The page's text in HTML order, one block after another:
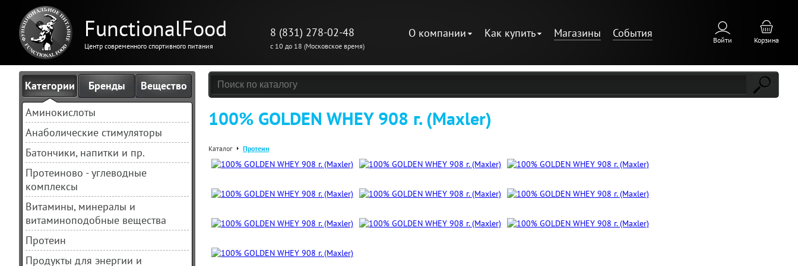
FunctionalFood
Центр современного спортивного питания
8 (831) 278-02-48
с 10 до 18 (Московское время)
О компании Как купить Магазины События
Войти Корзина
Категории Бренды
Вещество
Аминокислоты
Анаболические стимуляторы
Батончики, напитки и пр.
Протеиново - углеводные
комплексы
Витамины, минералы и
витаминоподобные вещества
Протеин
Продукты для энергии и
100% GOLDEN WHEY 908 г. (Maxler)
Каталог Протеин